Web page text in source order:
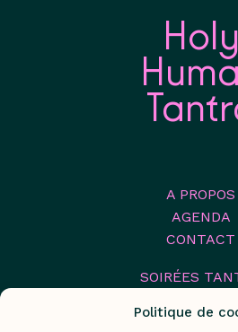
Politique de
Holy
A PROPOS
AGENDA
CONTACT
SOIRÉES
FESTIVAL